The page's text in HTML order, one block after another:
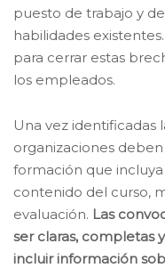
puesto de trabajo y
habilidades
para cerrar estas
los empleados.
Una vez identificadas
organizaciones
formación que
contenido del curso,
evaluación. Las
ser claras, completas
incluir información